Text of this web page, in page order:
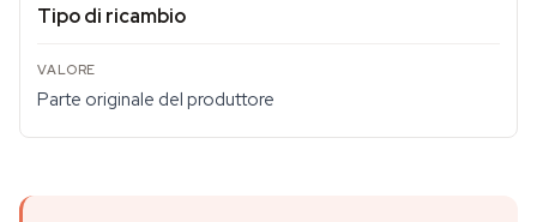
Tipo di ricambio
Parte originale del produttore